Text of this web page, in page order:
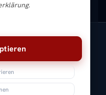
.
|Kostenloser Versand
Versandkosten
Sitemap